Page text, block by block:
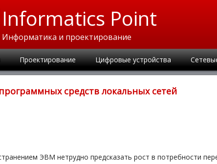
Informatics Point
Информатика и проектирование
Проектирование Цифровые устройства
средств локальных сетей
ЭВМ нетрудно предсказать рост в потребности